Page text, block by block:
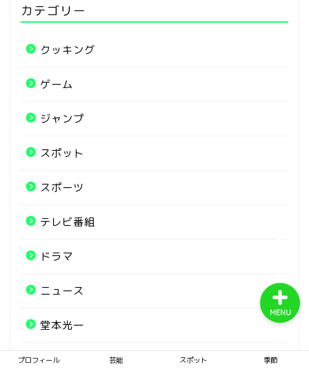
カテゴリー
クッキング
ゲーム
ジャンプ
スポット
スポーツ
テレビ番組
ドラマ
ニュース
堂本光一
季節
プロフィール 芸能 スポット 季節
MENU